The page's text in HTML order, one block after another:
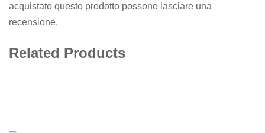
acquistato questo prodotto possono lasciare una
recensione.
Related Products